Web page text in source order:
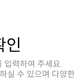
인
입력하여 주세요.